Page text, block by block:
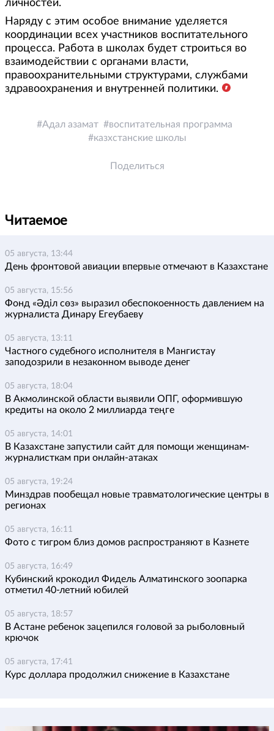
личностей.
Наряду с этим особое внимание уделяется
координации всех участников воспитательного
процесса. Работа в школах будет строиться во
взаимодействии с органами власти,
правоохранительными структурами, службами
здравоохранения и внутренней политики.
Адал азамат
воспитательная программа
казхстанские школы
Поделиться
Читаемое
05 августа, 13:44
День фронтовой авиации впервые отмечают в Казахстане
05 августа, 15:56
Фонд «Әділ сөз» выразил обеспокоенность давлением на
журналиста Динару Егеубаеву
05 августа, 13:11
Частного судебного исполнителя в Мангистау
заподозрили в незаконном выводе денег
05 августа, 18:04
В Акмолинской области выявили ОПГ, оформившую
кредиты на около 2 миллиарда теңге
05 августа, 14:01
В Казахстане запустили сайт для помощи женщинам-
журналисткам при онлайн-атаках
05 августа, 19:24
Минздрав пообещал новые травматологические центры в
регионах
05 августа, 16:11
Фото с тигром близ домов распространяют в Казнете
05 августа, 16:49
Кубинский крокодил Фидель Алматинского зоопарка
отметил 40-летний юбилей
05 августа, 18:57
В Астане ребенок зацепился головой за рыболовный
крючок
05 августа, 17:41
Курс доллара продолжил снижение в Казахстане